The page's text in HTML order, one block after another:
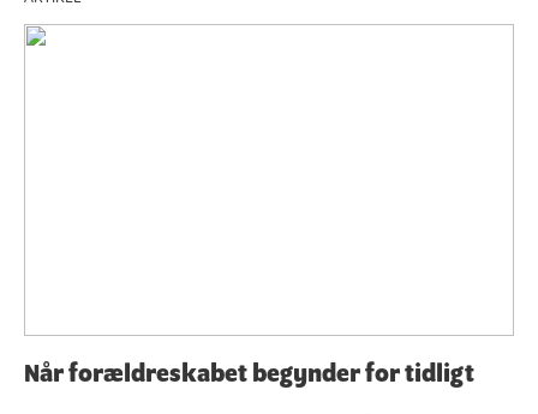
Når forældreskabet begynder for tidligt